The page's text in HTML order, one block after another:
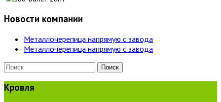
Новости компании
Металлочерепица напрямую с завода
Металлочерепица напрямую с завода
Кровля